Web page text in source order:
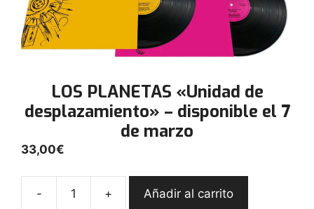
LOS PLANETAS «Unidad de
desplazamiento» – disponible el 7
de marzo
33,00€
-
LOS
+ Añadir al carrito